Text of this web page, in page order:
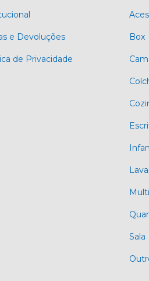
e Devoluções
de Privacidade
Box
Sala